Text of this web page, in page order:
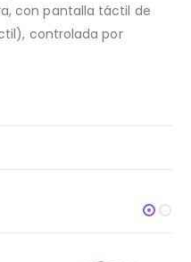
con pantalla táctil de
controlada por